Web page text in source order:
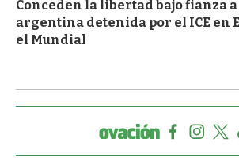
Conceden la libertad bajo fianza
argentina detenida por el ICE en
el Mundial